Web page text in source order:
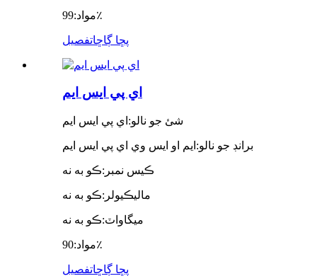
مواد:99٪
پڇا ڳاڇاتفصيل
اي پي ايس ايم
شئ جو نالو: اي پي ايس ايم
برانڊ جو نالو: ايم او ايس وي اي پي ايس ايم
ڪيس نمبر:ڪو به نه
ماليڪيولر:ڪو به نه
ميگاواٽ:ڪو به نه
مواد:90٪
پڇا ڳاڇاتفصيل